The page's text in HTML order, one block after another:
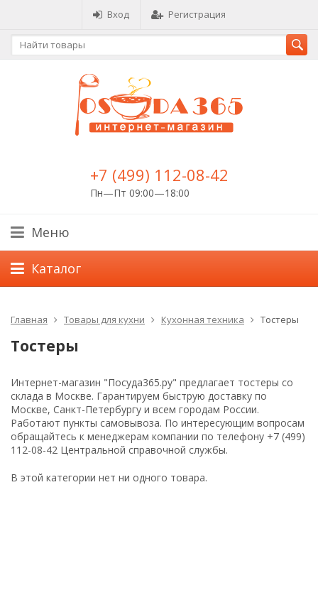
Вход Регистрация
+7 (499) 112-08-42
Пн—Пт 09:00—18:00
Меню
Каталог
Главная Товары для кухни Кухонная техника Тостеры
Тостеры
Интернет-магазин "Посуда365.ру" предлагает тостеры со
склада в Москве. Гарантируем быструю доставку по
Москве, Санкт-Петербургу и всем городам России.
Работают пункты самовывоза. По интересующим вопросам
обращайтесь к менеджерам компании по телефону +7 (499)
112-08-42 Центральной справочной службы.
В этой категории нет ни одного товара.